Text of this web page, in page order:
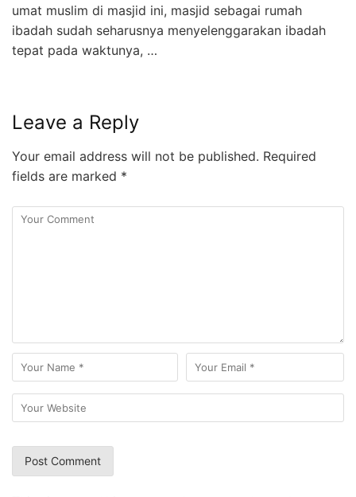
umat muslim di masjid ini, masjid sebagai rumah
ibadah sudah seharusnya menyelenggarakan ibadah
tepat pada waktunya, …
Leave a Reply
Your email address will not be published. Required
fields are marked *